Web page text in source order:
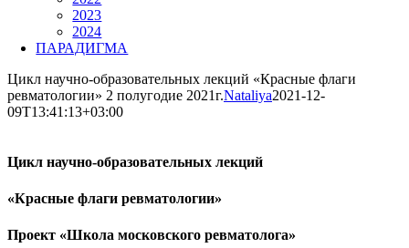
2023
2024
ПАРАДИГМА
Цикл научно-образовательных лекций «Красные флаги
ревматологии» 2 полугодие 2021г.Nataliya2021-12-
09T13:41:13+03:00
Цикл научно-образовательных лекций
«Красные флаги ревматологии»
Проект «Школа московского ревматолога»